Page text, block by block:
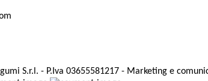
S.r.l. - P.Iva 03655581217 - Marketing e